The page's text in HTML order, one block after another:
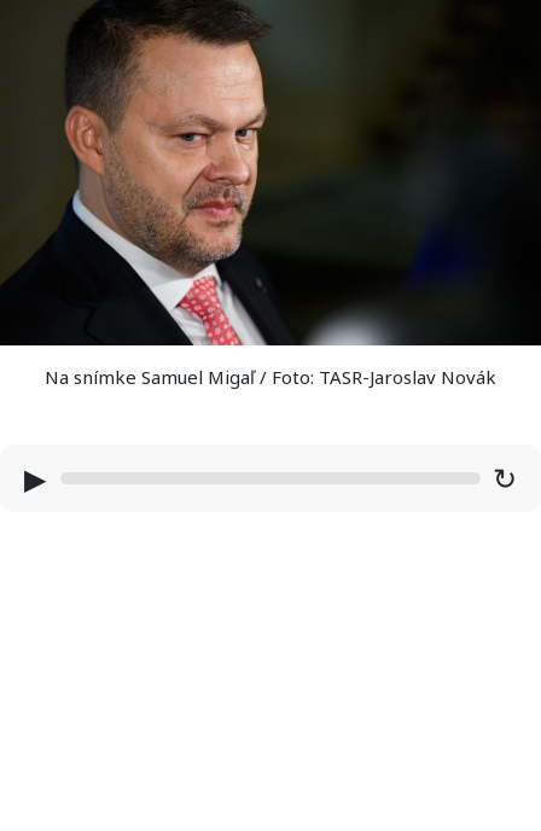
Na snímke Samuel Migaľ / Foto: TASR-Jaroslav Novák
▶ ↻